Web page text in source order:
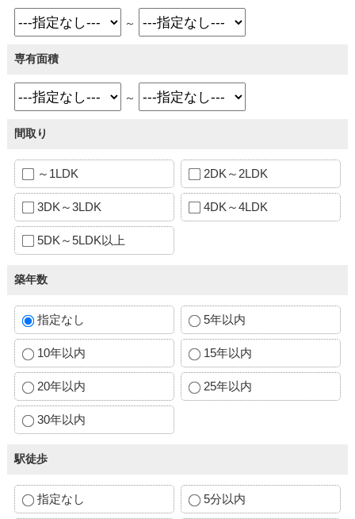
～
専有面積
～
間取り
～1LDK 2DK～2LDK
3DK～3LDK 4DK～4LDK
5DK～5LDK以上
築年数
指定なし 5年以内
10年以内 15年以内
20年以内 25年以内
30年以内
駅徒歩
指定なし 5分以内